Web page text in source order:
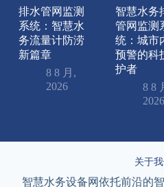
排水管网监测
系统：智慧水
务流量计防涝
新篇章
8 8 月,
2026
智慧水务
管网监测
统：城市
预警的科
护者
8 8
2026
关于
智慧水务设备网依托前沿的